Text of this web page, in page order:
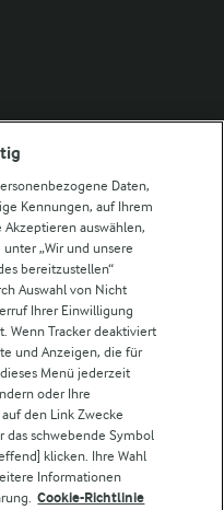
Daten,
Kennungen, auf Ihrem
Akzeptieren auswählen,
„Wir und unsere
bereitzustellen“
Auswahl von Nicht
Ihrer Einwilligung
Wenn Tracker deaktiviert
und Anzeigen, die für
Menü jederzeit
oder Ihre
den Link Zwecke
das schwebende Symbol
klicken. Ihre Wahl
Informationen
Cookie-Richtlinie